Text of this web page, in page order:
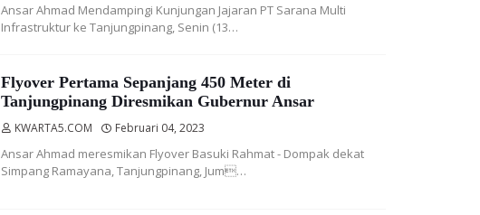
Ansar Ahmad Mendampingi Kunjungan Jajaran PT Sarana Multi
Infrastruktur ke Tanjungpinang, Senin (13…
Flyover Pertama Sepanjang 450 Meter di
Tanjungpinang Diresmikan Gubernur Ansar
KWARTA5.COM Februari 04, 2023
Ansar Ahmad meresmikan Flyover Basuki Rahmat - Dompak dekat
Simpang Ramayana, Tanjungpinang, Jum…